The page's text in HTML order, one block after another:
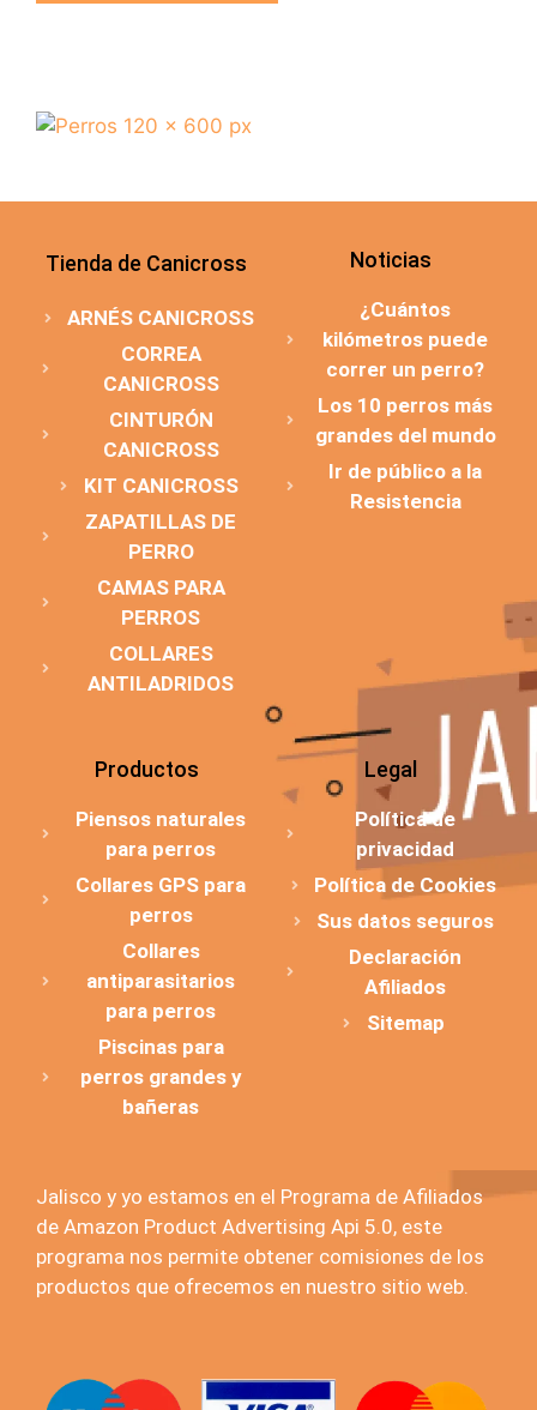
Tienda de Canicross
ARNÉS CANICROSS
CORREA
CANICROSS
CINTURÓN
CANICROSS
KIT CANICROSS
ZAPATILLAS DE
PERRO
CAMAS PARA
PERROS
COLLARES
ANTILADRIDOS
Noticias
¿Cuántos
kilómetros puede
correr un perro?
Los 10 perros más
grandes del mundo
Ir de público a la
Resistencia
Productos
Piensos naturales
para perros
Collares GPS para
perros
Collares
antiparasitarios
para perros
Piscinas para
perros grandes y
bañeras
Legal
Política de
privacidad
Política de Cookies
Sus datos seguros
Declaración
Afiliados
Sitemap
Jalisco y yo estamos en el Programa de Afiliados
de Amazon Product Advertising Api 5.0, este
programa nos permite obtener comisiones de los
productos que ofrecemos en nuestro sitio web.